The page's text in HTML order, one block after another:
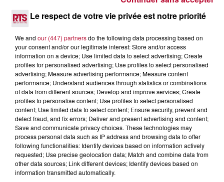
3 août 2026
NOS IDÉES DE SORTIES POUR CETTE SEMAINE
Début août, c’est le cœur de l’été. La semaine débute, et
comme tous les lundis de l’été, on ouvre l’agenda qui est
Le respect de votre vie privée est notre priorité
We and our (447) partnersdo the following data processing based on
your consent and/or our legitimate interest: Store and/or access
information on a device; Use limited data to select advertising; Create
profiles for personalised advertising; Use profiles to select personalised
advertising; Measure advertising performance; Measure content
performance; Understand audiences through statistics or combinations
of data from different sources; Develop and improve services; Create
profiles to personalise content; Use profiles to select personalised
content; Use limited data to select content; Ensure security, prevent and
detect fraud, and fix errors; Deliver and present advertising and content;
Save and communicate privacy choices. These technologies may
process personal data such as IP address and browsing data to offer
following functionalities: Identify devices based on information actively
requested; Use precise geolocation data; Match and combine data from
other data sources; Link different devices; Identify devices based on
information transmitted automatically.